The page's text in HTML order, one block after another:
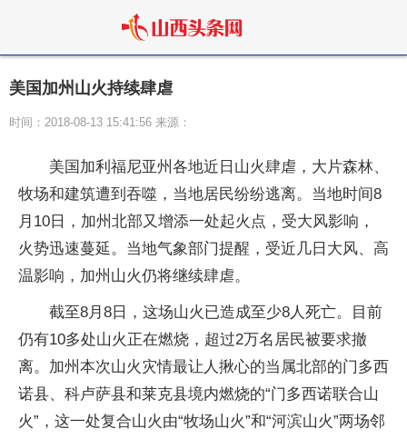
美国加州山火持续肆虐
时间：2018-08-13 15:41:56 来源：
美国加利福尼亚州各地近日山火肆虐，大片森林、
牧场和建筑遭到吞噬，当地居民纷纷逃离。当地时间8
月10日，加州北部又增添一处起火点，受大风影响，
火势迅速蔓延。当地气象部门提醒，受近几日大风、高
温影响，加州山火仍将继续肆虐。
截至8月8日，这场山火已造成至少8人死亡。目前
仍有10多处山火正在燃烧，超过2万名居民被要求撤
离。加州本次山火灾情最让人揪心的当属北部的门多西
诺县、科卢萨县和莱克县境内燃烧的“门多西诺联合山
火”，这一处复合山火由“牧场山火”和“河滨山火”两场邻